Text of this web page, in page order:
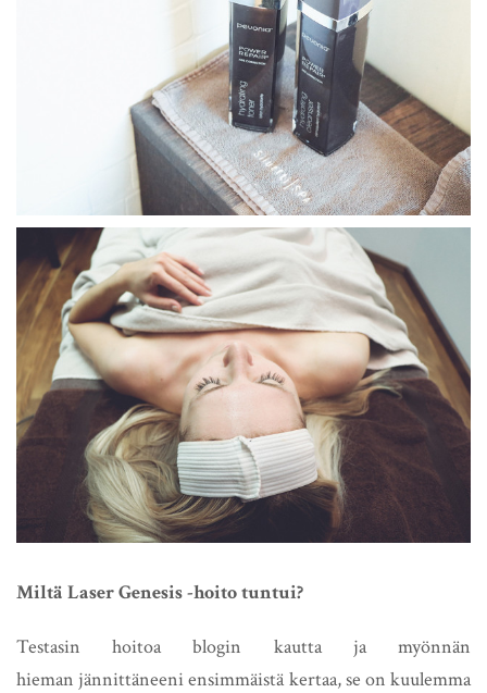
Miltä Laser Genesis -hoito tuntui?
Testasin hoitoa blogin kautta ja myönnän
hieman jännittäneeni ensimmäistä kertaa, se on kuulemma